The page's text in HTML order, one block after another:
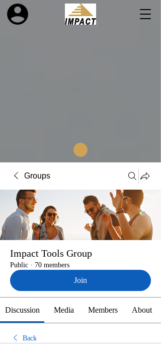
Groups
Impact Tools Group
Public · 70 members
Join
Discussion Media Members About
Back